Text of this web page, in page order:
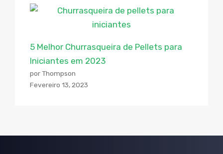
5 Melhor Churrasqueira de Pellets para
Iniciantes em 2023
por Thompson
Fevereiro 13, 2023